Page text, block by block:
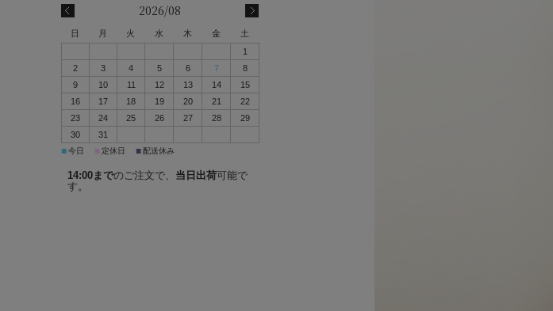
2026/08
日 月 火 水 木 金
土
1
2
3 4 5 6 7
8
9
10 11 12 13 14
15
16
17 18 19 20 21
22
23
24 25 26 27 28
29
30
31
■今日 ■ 定休日 ■配送休み
14:00までのご注文で、 当日出荷可能で
す。